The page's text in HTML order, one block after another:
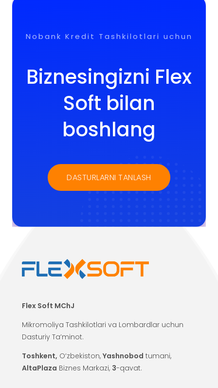
Nobank Kredit Tashkilotlari uchun
Biznesingizni Flex
Soft bilan
boshlang
DASTURLARNI TANLASH
Flex Soft MChJ
Mikromoliya Tashkilotlari va Lombardlar uchun
Dasturiy Ta’minot.
Toshkent, O‘zbekiston, Yashnobod tumani,
AltaPlaza Biznes Markazi, 3-qavat.